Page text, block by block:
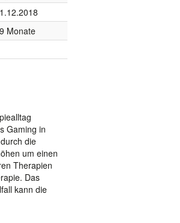
Monate
Gaming in
die
um einen
Therapien
Das
kann die